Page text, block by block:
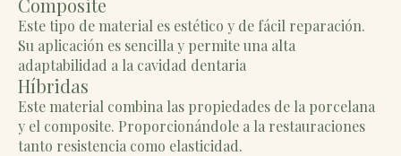
Composite
Este tipo de material es estético y de fácil reparación.
Su aplicación es sencilla y permite una alta
adaptabilidad a la cavidad dentaria
Híbridas
Este material combina las propiedades de la porcelana
y el composite. Proporcionándole a la restauraciones
tanto resistencia como elasticidad.